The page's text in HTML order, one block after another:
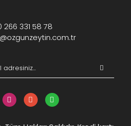
266 331 58 78